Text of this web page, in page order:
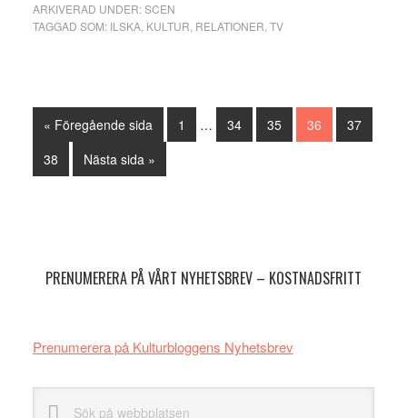
ARKIVERAD UNDER:SCEN
TAGGAD SOM: ILSKA, KULTUR RELATIONER TV
« Go
Föregående sida Sida
1
Interimistiska
… Sida
34 Sida
35 Sida
36 Sida
37
Sida
38
Go
to
Nästa sida »
PRENUMERERA PÅ VÅRT NYHETSBREV – KOSTNADSFRITT
Prenumerera på Kulturbloggens Nyhetsbrev